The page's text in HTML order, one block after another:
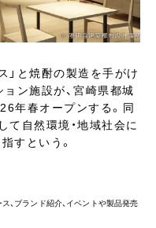
」と焼酎の製造を手がけ
ョン施設が、宮崎県都城
年春オープンする。同
て自然環境・地域社会に
すという。
、ブランド紹介、イベントや製品発売